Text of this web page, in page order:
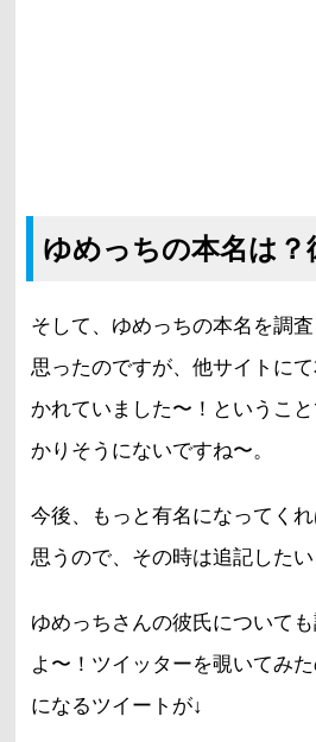
ゆめっちの本名は？
そして、ゆめっちの本名を調
思ったのですが、他サイトに
かれていました〜！というこ
かりそうにないですね〜。
今後、もっと有名になってく
思うので、その時は追記したい
ゆめっちさんの彼氏について
よ〜！ツイッターを覗いてみ
になるツイートが↓